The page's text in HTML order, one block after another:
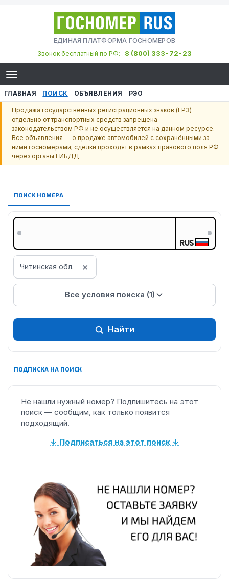
ЕДИНАЯ ПЛАТФОРМА ГОСНОМЕРОВ
Звонок бесплатный по РФ:
8 (800) 333-72-23
ГЛАВНАЯ ПОИСК ОБЪЯВЛЕНИЯ РЭО
Продажа государственных регистрационных знаков (ГРЗ)
отдельно от транспортных средств запрещена
законодательством РФ и не осуществляется на данном ресурсе.
Все объявления — о продаже автомобилей с сохранёнными за
ними госномерами; сделки проходят в рамках правового поля РФ
через органы ГИБДД.
ПОИСК НОМЕРА
RUS
Читинская обл. ×
Все условия поиска (1)
Найти
ПОДПИСКА НА ПОИСК
Не нашли нужный номер? Подпишитесь на этот
поиск — сообщим, как только появится
подходящий.
↓ Подписаться на этот поиск ↓